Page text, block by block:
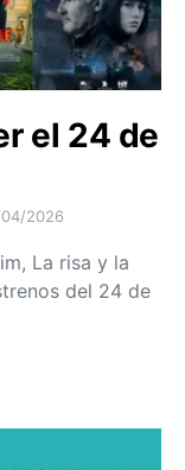
el 24 de
2026
La risa y la
del 24 de